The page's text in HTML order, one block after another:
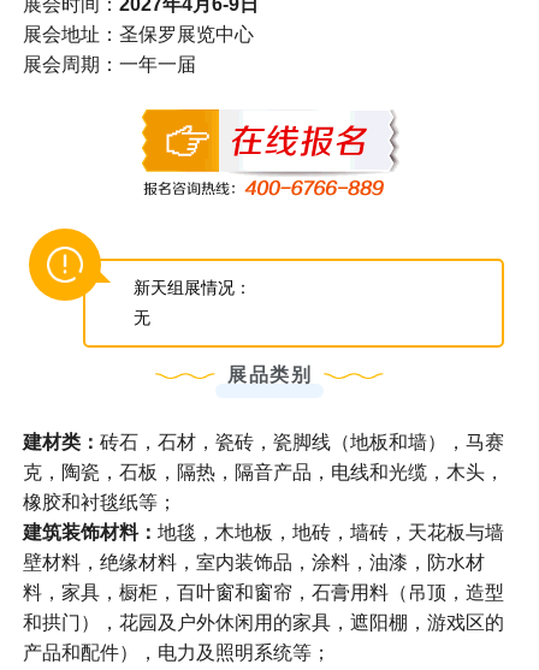
展会地址：圣保罗展览中心
展会周期：一年一届
新天组展情况：
无
展品类别
建材类： 砖石，石材，瓷砖，瓷脚线（地板和墙），马赛
克，陶瓷，石板，隔热，隔音产品，电线和光缆，木头，
橡胶和衬毯纸等；
建筑装饰材料： 地毯，木地板，地砖，墙砖，天花板与墙
壁材料，绝缘材料，室内装饰品，涂料，油漆，防水材
料，家具，橱柜，百叶窗和窗帘，石膏用料（吊顶，造型
和拱门），花园及户外休闲用的家具，遮阳棚，游戏区的
产品和配件），电力及照明系统等；